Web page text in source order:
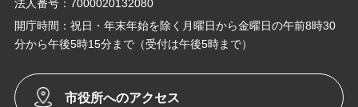
法人番号：7000020132080
開庁時間：祝日・年末年始を除く月曜日から金曜日の午前8時30
分から午後5時15分まで（受付は午後5時まで）
市役所へのアクセス